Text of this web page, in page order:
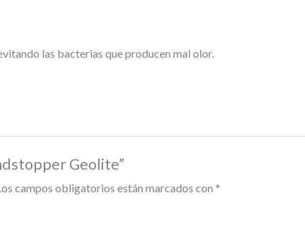
las bacterias que producen mal olor.
Geolite”
campos obligatorios están marcados con *